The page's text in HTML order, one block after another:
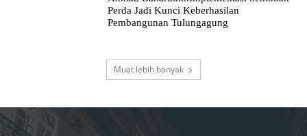
Perda Jadi Kunci Keberhasilan
Pembangunan Tulungagung
Muat lebih banyak